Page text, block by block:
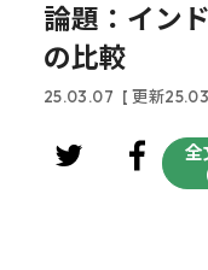
論題：イン
の比較
25.03.07 [ 更新
全